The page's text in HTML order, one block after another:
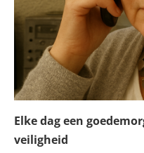
Elke dag een
veiligheid